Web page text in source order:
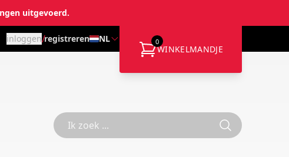
uitgevoerd.
inloggen/registreren NL 0
WINKELMANDJE